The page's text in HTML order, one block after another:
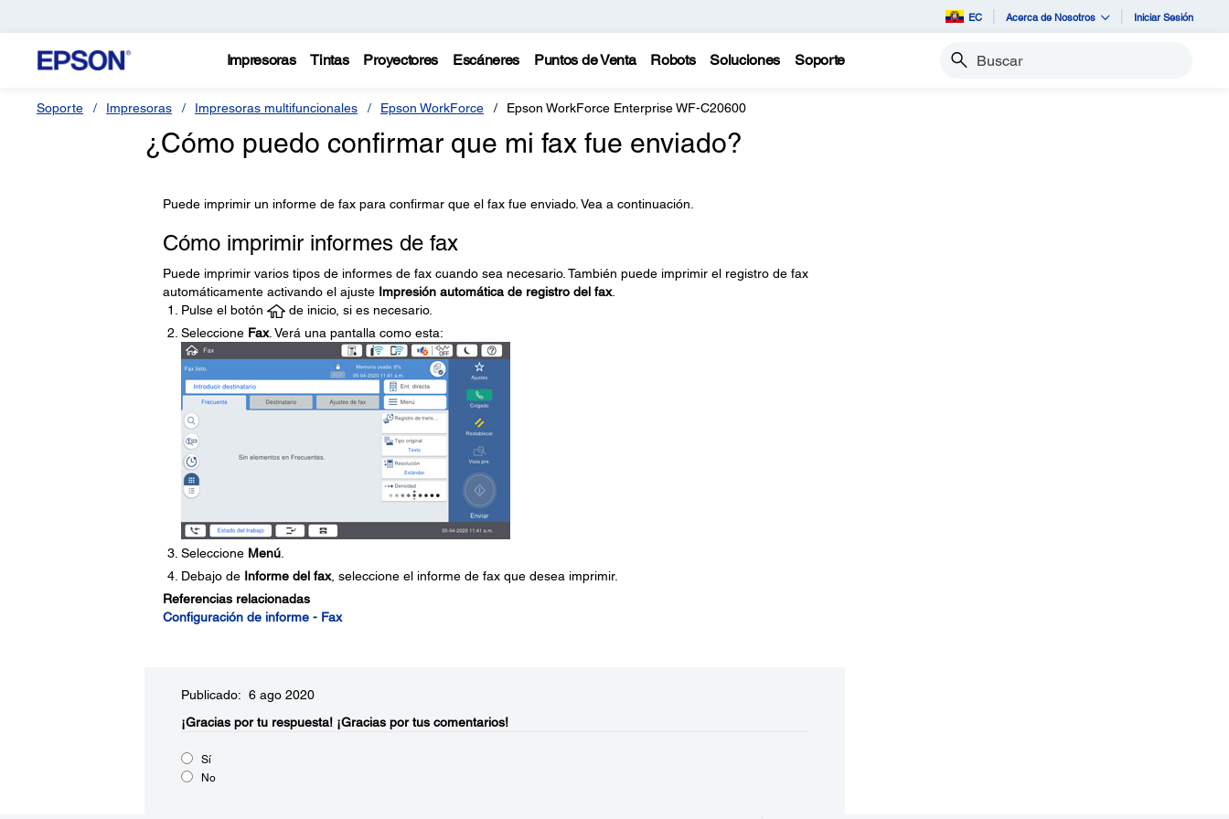
EC Acerca de Nosotros Iniciar Sesión
Impresoras Tintas Proyectores Escáneres Puntos de Venta Robots Soluciones Soporte Buscar
Soporte Impresoras Impresoras multifuncionales Epson WorkForce Epson WorkForce Enterprise WF-C20600
¿Cómo puedo confirmar que mi fax fue enviado?
Puede imprimir un informe de fax para confirmar que el fax fue enviado. Vea a continuación.
Cómo imprimir informes de fax
Puede imprimir varios tipos de informes de fax cuando sea necesario. También puede imprimir el registro de fax
automáticamente activando el ajuste Impresión automática de registro del fax.
Pulse el botón
de inicio, si es necesario.
Seleccione Fax. Verá una pantalla como esta:
Seleccione Menú.
Debajo de Informe del fax, seleccione el informe de fax que desea imprimir.
Referencias relacionadas
Configuración de informe - Fax
Publicado: 6 ago 2020
¡Gracias por tu respuesta! ¡Gracias por tus comentarios!
Sí
No